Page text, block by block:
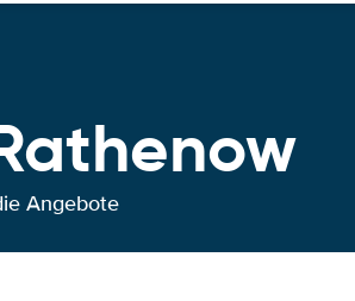
Angebote